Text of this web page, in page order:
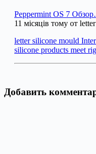
Peppermint OS 7
11 місяців тому от
letter silicone mould
silicone products meet
Добавить